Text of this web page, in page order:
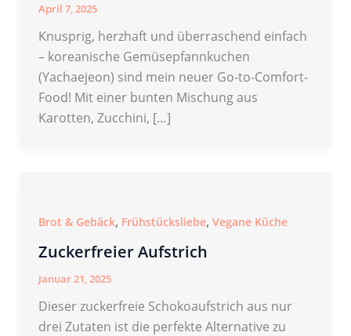
April 7, 2025
Knusprig, herzhaft und überraschend einfach
– koreanische Gemüsepfannkuchen
(Yachaejeon) sind mein neuer Go-to-Comfort-
Food! Mit einer bunten Mischung aus
Karotten, Zucchini, […]
Brot & Gebäck, Frühstücksliebe, Vegane Küche
Zuckerfreier Aufstrich
Januar 21, 2025
Dieser zuckerfreie Schokoaufstrich aus nur
drei Zutaten ist die perfekte Alternative zu